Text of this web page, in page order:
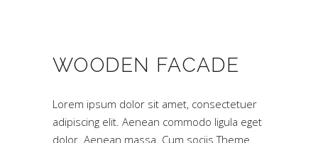
WOODEN FACADE
Lorem ipsum dolor sit amet, consectetuer
adipiscing elit. Aenean commodo ligula eget
dolor. Aenean massa. Cum sociis Theme